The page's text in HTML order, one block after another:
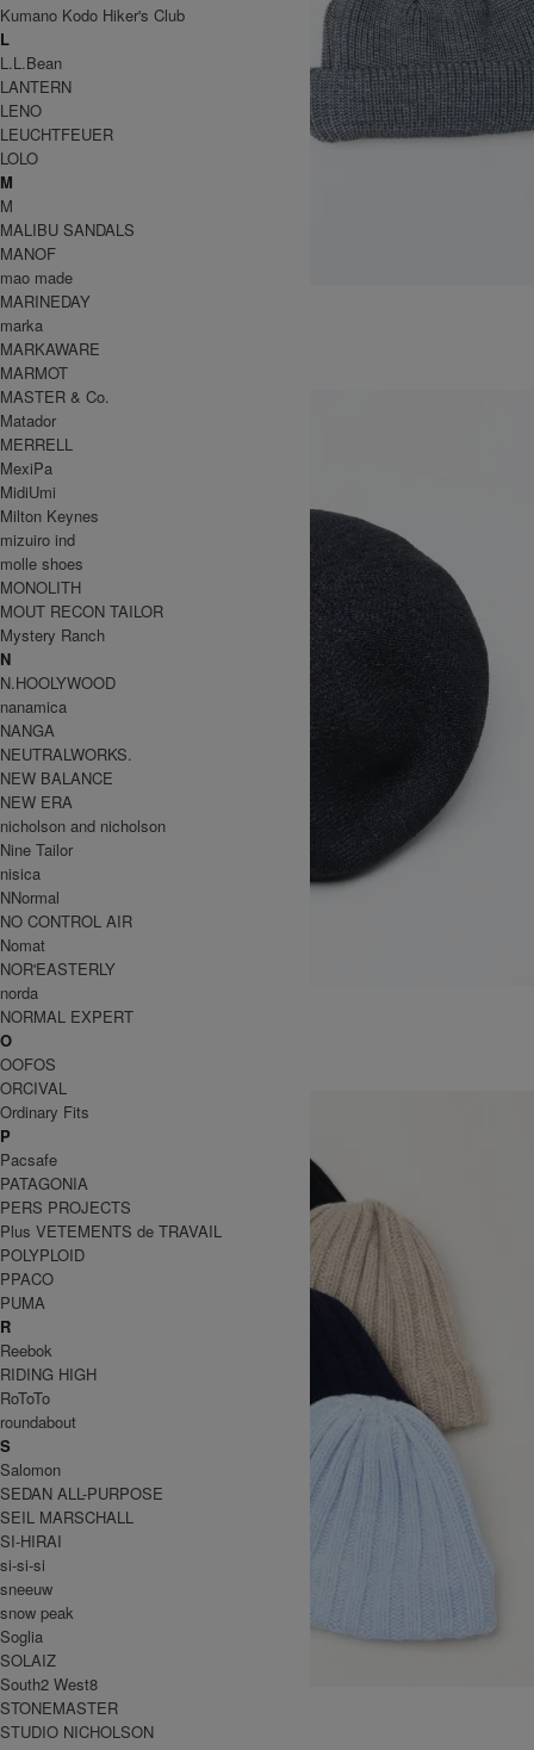
KNIT DECK CAP
14,300円(税込)
KIJIMA TAKAYUKI
キジマタカユキ
WASHI KNIT BERET
14,300円(税込)
KIJIMA TAKAYUKI
キジマタカユキ
WOOL BEANIE
14,300円(税込)
Kumano Kodo Hiker's Club
L
L.L.Bean
LANTERN
LENO
LEUCHTFEUER
LOLO
M
M
MALIBU SANDALS
MANOF
mao made
MARINEDAY
marka
MARKAWARE
MARMOT
MASTER & Co.
Matador
MERRELL
MexiPa
MidiUmi
Milton Keynes
mizuiro ind
molle shoes
MONOLITH
MOUT RECON TAILOR
Mystery Ranch
N
N.HOOLYWOOD
nanamica
NANGA
NEUTRALWORKS.
NEW BALANCE
NEW ERA
nicholson and nicholson
Nine Tailor
nisica
NNormal
NO CONTROL AIR
Nomat
NOR'EASTERLY
norda
NORMAL EXPERT
O
OOFOS
ORCIVAL
Ordinary Fits
P
Pacsafe
PATAGONIA
PERS PROJECTS
Plus VETEMENTS de TRAVAIL
POLYPLOID
PPACO
PUMA
R
Reebok
RIDING HIGH
RoToTo
roundabout
S
Salomon
SEDAN ALL-PURPOSE
SEIL MARSCHALL
SI-HIRAI
si-si-si
sneeuw
snow peak
Soglia
SOLAIZ
South2 West8
STONEMASTER
STUDIO NICHOLSON